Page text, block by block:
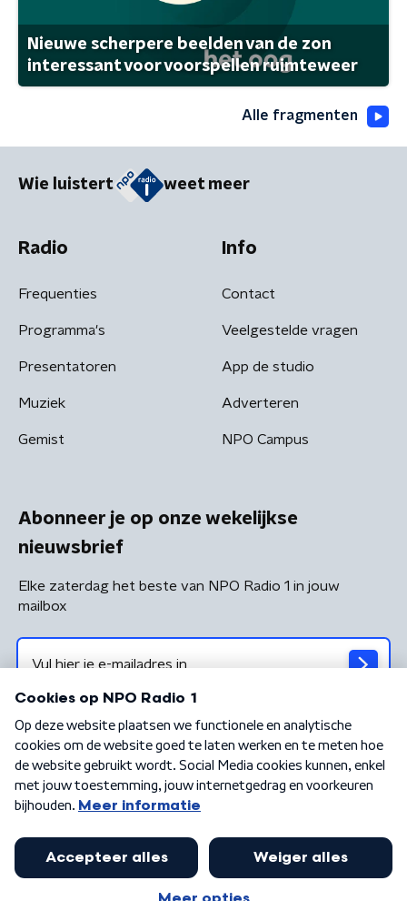
Nieuwe scherpere beelden van de zon
interessant voor voorspellen ruimteweer
Alle fragmenten
Wie luistert weet meer
Radio
Frequenties
Programma's
Presentatoren
Muziek
Gemist
Info
Contact
Veelgestelde vragen
App de studio
Adverteren
NPO Campus
Abonneer je op onze wekelijkse
nieuwsbrief
Elke zaterdag het beste van NPO Radio 1 in jouw
mailbox
Algemene voorwaarden